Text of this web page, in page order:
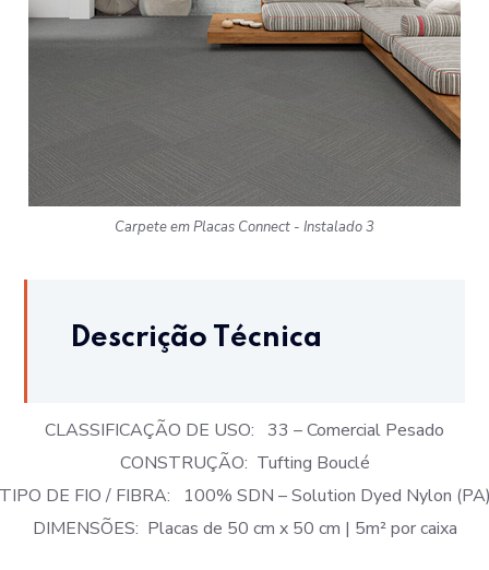
Carpete em Placas Connect - Instalado 3
Descrição Técnica
CLASSIFICAÇÃO DE USO: 33 – Comercial Pesado
CONSTRUÇÃO: Tufting Bouclé
DE FIO / FIBRA: 100% SDN – Solution Dyed Nylon
DIMENSÕES: Placas de 50 cm x 50 cm | 5m² por caixa